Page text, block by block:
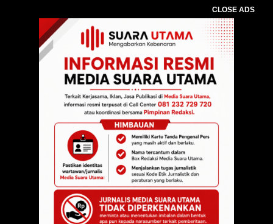
CLOSE ADS